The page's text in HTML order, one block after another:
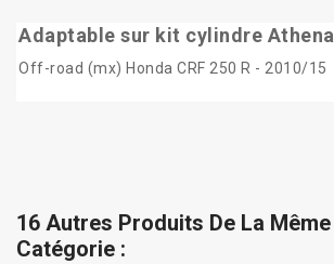
Adaptable sur kit cylindre Athena
Off-road (mx) Honda CRF 250 R - 2010/15
16 Autres Produits De La Même
Catégorie :